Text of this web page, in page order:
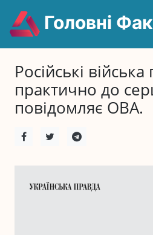
Головні
Російські
практично до
повідомляє ОВА.